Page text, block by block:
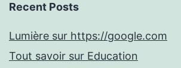
Recent Posts
Lumière sur https://google.com
Tout savoir sur Education